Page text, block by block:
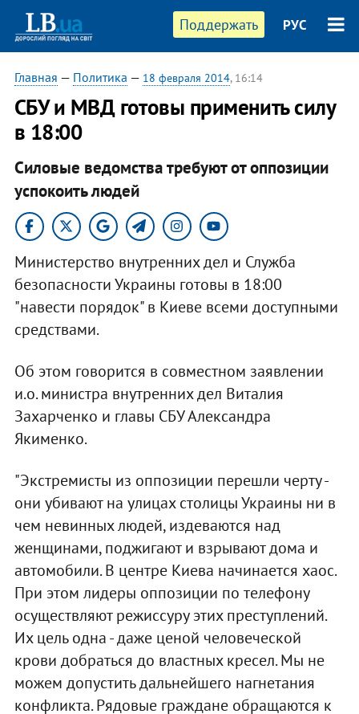
Поддержать РУС
Главная — Политика — 18 февраля 2014, 16:14
СБУ и МВД готовы применить силу
в 18:00
Силовые ведомства требуют от оппозиции
успокоить людей
Министерство внутренних дел и Служба
безопасности Украины готовы в 18:00
"навести порядок" в Киеве всеми доступными
средствами.
Об этом говорится в совместном заявлении
и.о. министра внутренних дел Виталия
Захарченко и главы СБУ Александра
Якименко.
"Экстремисты из оппозиции перешли черту -
они убивают на улицах столицы Украины ни в
чем невинных людей, издеваются над
женщинами, поджигают и взрывают дома и
автомобили. В центре Киева начинается хаос.
При этом лидеры оппозиции по телефону
осуществляют режиссуру этих преступлений.
Их цель одна - даже ценой человеческой
крови добраться до властных кресел. Мы не
можем допустить дальнейшего нагнетания
конфликта. Рядовые граждане обращаются к